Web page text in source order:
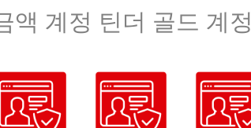
액 계정 틴더 골드 계정